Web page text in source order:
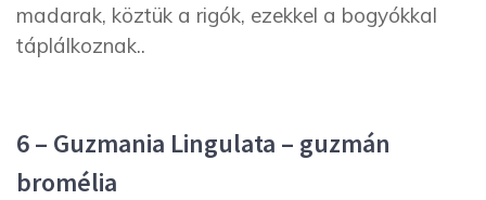
madarak, köztük a rigók, ezekkel a bogyókkal
táplálkoznak..
6 – Guzmania Lingulata – guzmán
bromélia